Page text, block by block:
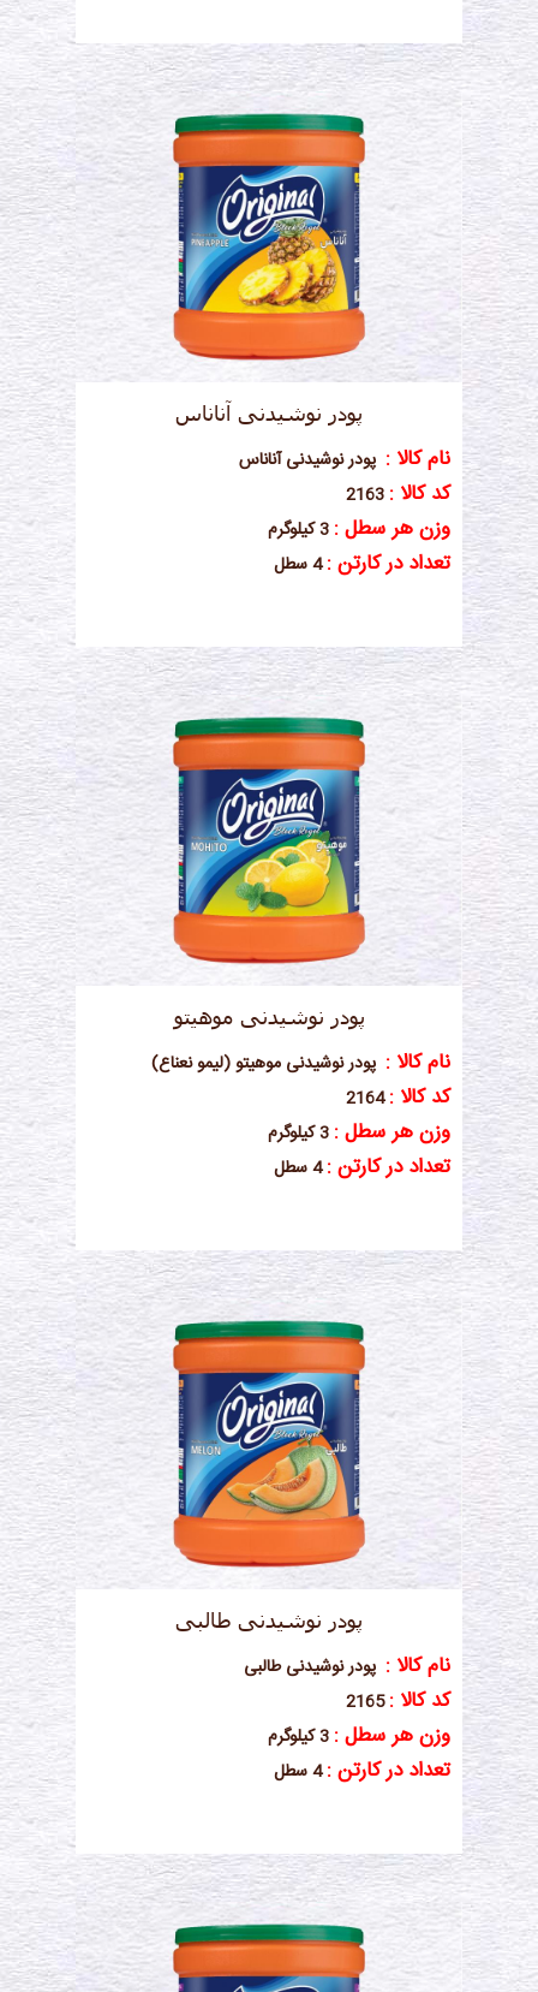
پودر نوشیدنی آناناس
نام کالا : پودر نوشیدنی آناناس
کد کالا :
وزن هر سطل :
تعداد در کارتن :4 سطل
پودر نوشیدنی موهیتو
نام کالا : پودر نوشیدنی موهیتو (لیمو نعناع)
کد کالا :2164
وزن هر سطل :
تعداد در کارتن :4 سطل
پودر نوشیدنی طالبی
نام کالا : پودر نوشیدنی طالبی
کد کالا :2165
وزن هر سطل :
تعداد در کارتن :4 سطل